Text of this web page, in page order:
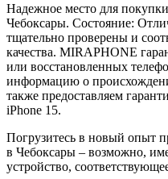
Надежное место для
Чебоксары. Состояние:
тщательно проверены и
качества. MIRAPHONE
или восстановленных
информацию о
также предоставляем
iPhone 15.
Погрузитесь в новый опыт
в Чебоксары – возможно,
устройство,